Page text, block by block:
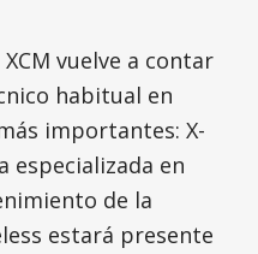
vuelve a contar
habitual en
importantes: X-
especializada en
de la
estará presente